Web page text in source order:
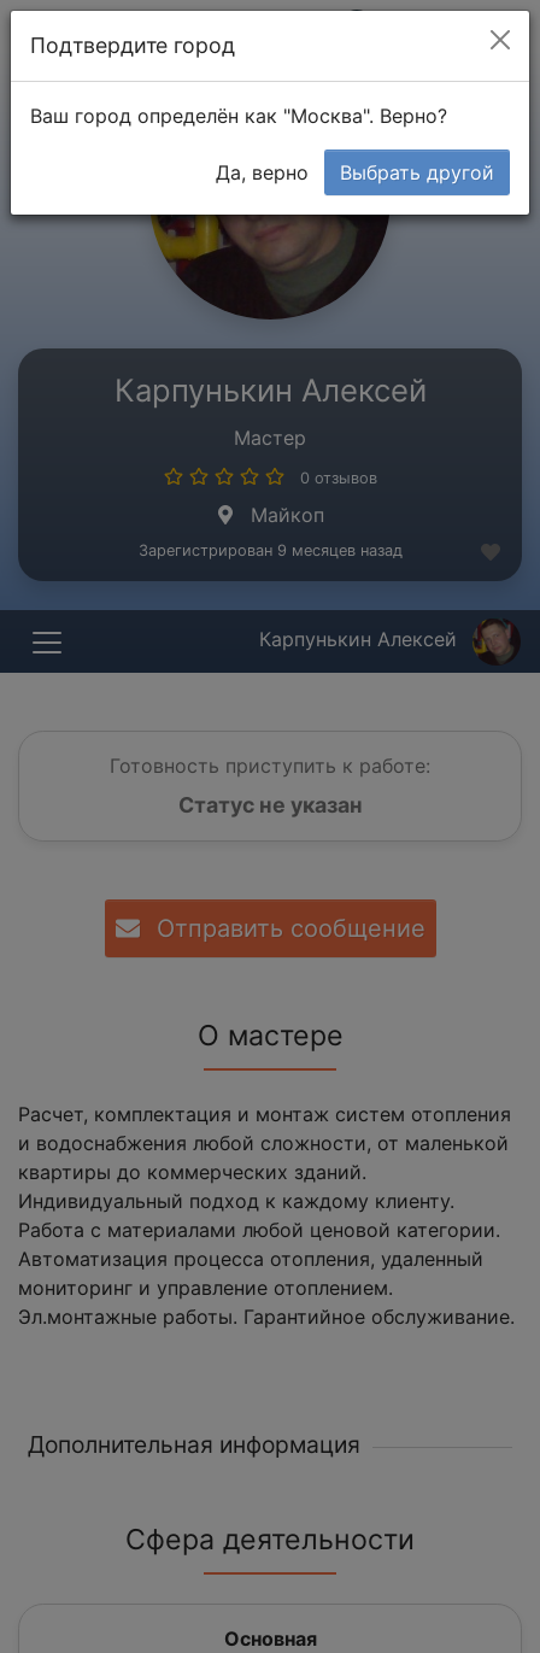
Карпунькин Алексей
Мастер
0 отзывов
Майкоп
Зарегистрирован 9 месяцев назад
Карпунькин Алексей
Готовность приступить к работе:
Статус не указан
Отправить сообщение
О мастере
Расчет, комплектация и монтаж систем отопления
и водоснабжения любой сложности, от маленькой
квартиры до коммерческих зданий.
Индивидуальный подход к каждому клиенту.
Работа с материалами любой ценовой категории.
Автоматизация процесса отопления, удаленный
мониторинг и управление отоплением.
Эл.монтажные работы. Гарантийное обслуживание.
Дополнительная информация
Сфера деятельности
Основная
Подтвердите город
Ваш город определён как "Москва". Верно?
Да, верно Выбрать другой